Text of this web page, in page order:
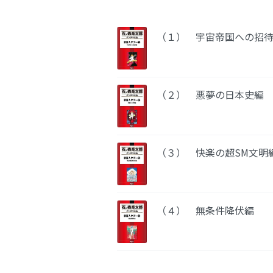
（１） 宇宙帝国への招
（２） 悪夢の日本史編
（３） 快楽の超SM文明
（４） 無条件降伏編